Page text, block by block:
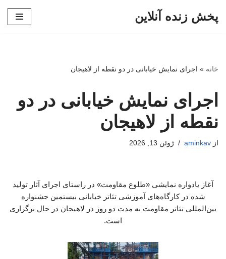
پخش زنده آنلاین
خانه » اجرای نمایش خیابانی در دو نقطه از لاهیجان
اجرای نمایش خیابانی در دو
نقطه از لاهیجان
از aminkav ژوئن 13, 2026
آغاز یادواره نمایشی «طلوع مقاومت» در راستای اجرای آثار تولید
شده در کارگاه‌های آموزشی تئاتر خیابانی بیستمین جشنواره
بین‌المللی تئاتر مقاومت به مدت دو روز در لاهیجان در حال برگزاری
است.